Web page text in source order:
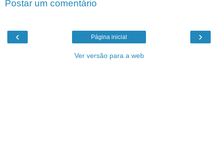
Postar um comentário
‹ ›
Página inicial
Ver versão para a web